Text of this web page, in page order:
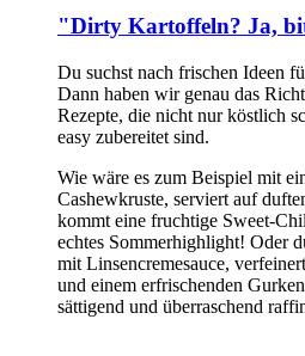
"Dirty Kartoffeln? Ja,
Du suchst nach frischen Ideen
Dann haben wir genau das
Rezepte, die nicht nur köstlich
easy zubereitet sind.
Wie wäre es zum Beispiel mit
Cashewkruste, serviert auf
kommt eine fruchtige Sweet-
echtes Sommerhighlight! Oder
mit Linsencremesauce,
und einem erfrischenden
sättigend und überraschend